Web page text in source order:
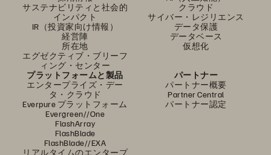
サステナビリティと社会的
インパクト
IR（投資家向け情報）
経営陣
所在地
エグゼクティブ・ブリーフ
ィング・センター
クラウド
サイバー・レジリエンス
データ保護
データベース
仮想化
プラットフォームと製品
エンタープライズ・デー
タ・クラウド
Everpure プラットフォーム
Evergreen//One
FlashArray
FlashBlade
FlashBlade//EXA
リアルタイムのエンタープ
パートナー
パートナー概要
Partner Central
パートナー認定